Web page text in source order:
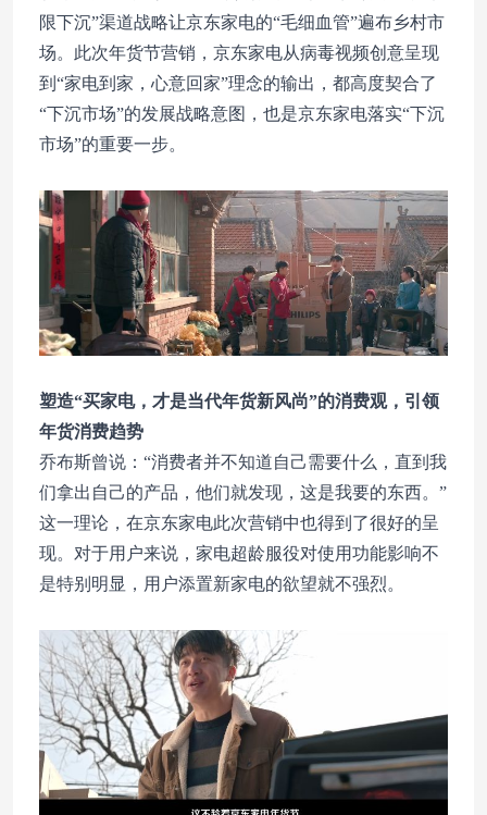
限下沉”渠道战略让京东家电的“毛细血管”遍布乡村市
场。此次年货节营销，京东家电从病毒视频创意呈现
到“家电到家，心意回家”理念的输出，都高度契合了
“下沉市场”的发展战略意图，也是京东家电落实“下沉
市场”的重要一步。
塑造“买家电，才是当代年货新风尚”的消费观，引领
年货消费趋势
乔布斯曾说：“消费者并不知道自己需要什么，直到我
们拿出自己的产品，他们就发现，这是我要的东西。”
这一理论，在京东家电此次营销中也得到了很好的呈
现。对于用户来说，家电超龄服役对使用功能影响不
是特别明显，用户添置新家电的欲望就不强烈。